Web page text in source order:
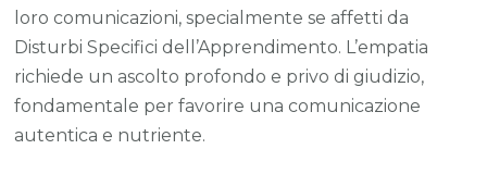
loro comunicazioni, specialmente se affetti da
Disturbi Specifici dell’Apprendimento. L’empatia
richiede un ascolto profondo e privo di giudizio,
fondamentale per favorire una comunicazione
autentica e nutriente.